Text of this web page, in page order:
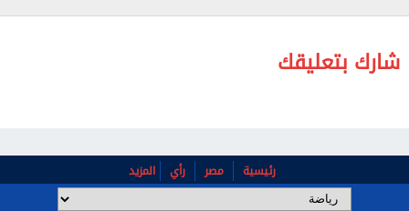
مع حملي لجذوري الكينية مصدر سعادة وفخر كبيرين
بالنسبة لي".
شارك بتعليقك
رئيسية مصر رأي المزيد